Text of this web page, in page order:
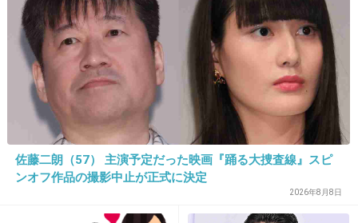
親の妹と縁切ってた。それから10年以上経つけ
ど彼女は生きてます。
3件の返信
+142
2026/06/02(火) 14:35:19
元々40代入ってから早めの終活始めてて身辺を
は？→様々な意見
佐藤二朗（57） 主演予定だった映画『踊る大捜査線』スピ
ンオフ作品の撮影中止が正式に決定
2026年8月8日